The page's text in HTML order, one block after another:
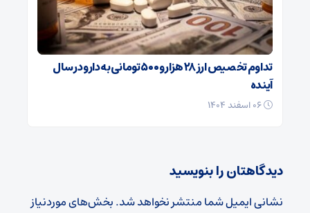
تداوم تخصیص ارز ۲۸ هزار و ۵۰۰ تومانی به دارو در سال
آینده
دیدگاهتان را بنویسید
نشانی ایمیل شما منتشر نخواهد شد.بخش‌های موردنیاز